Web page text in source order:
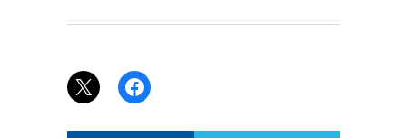
X Facebook